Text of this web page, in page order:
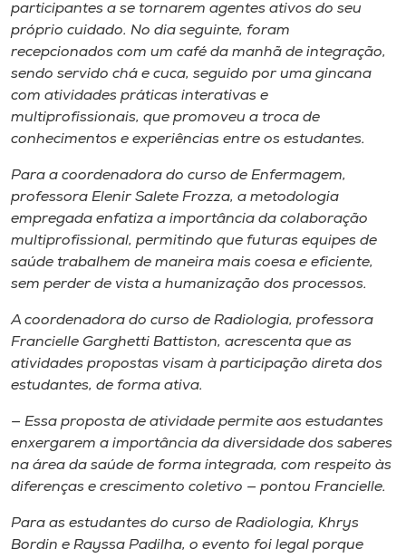
Selecione
o idioma
A+
A-
participantes a se tornarem agentes ativos do seu
próprio cuidado. No dia seguinte, foram
recepcionados com um café da manhã de integração,
sendo servido chá e cuca, seguido por uma gincana
com atividades práticas interativas e
multiprofissionais, que promoveu a troca de
conhecimentos e experiências entre os estudantes.
Para a coordenadora do curso de Enfermagem,
professora Elenir Salete Frozza, a metodologia
empregada enfatiza a importância da colaboração
multiprofissional, permitindo que futuras equipes de
saúde trabalhem de maneira mais coesa e eficiente,
sem perder de vista a humanização dos processos.
A coordenadora do curso de Radiologia, professora
Francielle Garghetti Battiston, acrescenta que as
atividades propostas visam à participação direta dos
estudantes, de forma ativa.
— Essa proposta de atividade permite aos estudantes
enxergarem a importância da diversidade dos saberes
na área da saúde de forma integrada, com respeito às
diferenças e crescimento coletivo — pontou Francielle.
Para as estudantes do curso de Radiologia, Khrys
Bordin e Rayssa Padilha, o evento foi legal porque